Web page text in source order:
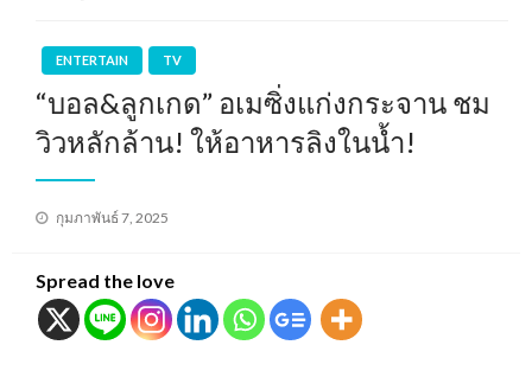
ENTERTAIN TV
“บอล&ลูกเกด” อเมซิ่งแก่งกระจาน ชม
วิวหลักล้าน! ให้อาหารลิงในน้ำ!
Posted
กุมภาพันธ์ 7, 2025
Spread the love